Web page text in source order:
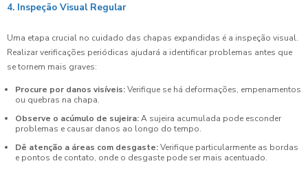
4. Inspeção Visual Regular
Uma etapa crucial no cuidado das chapas expandidas é a inspeção visual.
Realizar verificações periódicas ajudará a identificar problemas antes que
se tornem mais graves:
Procure por danos visíveis:Verifique se há deformações, empenamentos
ou quebras na chapa.
Observe o acúmulo de sujeira:A sujeira acumulada pode esconder
problemas e causar danos ao longo do tempo.
Dê atenção a áreas com desgaste:Verifique particularmente as bordas
e pontos de contato, onde o desgaste pode ser mais acentuado.